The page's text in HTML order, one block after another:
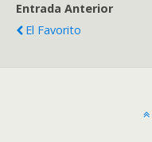
Entrada Anterior
El Favorito